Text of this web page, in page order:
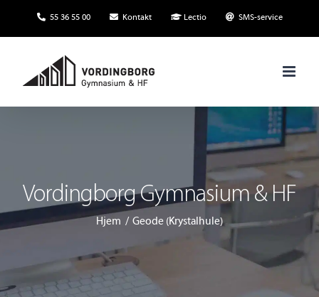
55 36 55 00 Kontakt Lectio SMS-service
Vordingborg Gymnasium & HF
Hjem Geode (Krystalhule)